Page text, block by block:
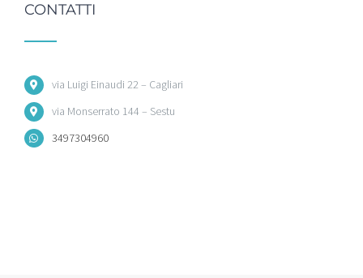
CONTATTI
via Luigi Einaudi 22 – Cagliari
via Monserrato 144 – Sestu
3497304960